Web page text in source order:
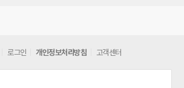
로그인 개인정보처리방침 고객센터